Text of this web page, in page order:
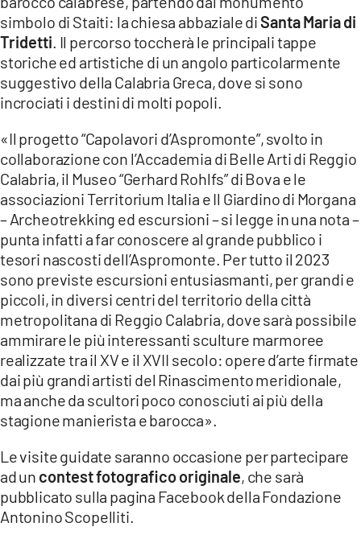
LACAPITALENEWS.IT
App
ANDROID
simbolo di Staiti: la chiesa abbaziale diSanta Maria di
Tridetti . Il percorso toccherà le principali tappe
storiche ed artistiche di un angolo particolarmente
suggestivo della Calabria Greca, dove si sono
incrociati i destini di molti popoli.
«Il progetto “Capolavori d’Aspromonte”, svolto in
collaborazione con l’Accademia di Belle Arti di Reggio
Calabria, il Museo “Gerhard Rohlfs” di Bova e le
associazioni Territorium Italia e Il Giardino di Morgana
– Archeotrekking ed escursioni – si legge in una nota –
punta infatti a far conoscere al grande pubblico i
tesori nascosti dell’Aspromonte. Per tutto il 2023
sono previste escursioni entusiasmanti, per grandi e
piccoli, in diversi centri del territorio della città
metropolitana di Reggio Calabria, dove sarà possibile
ammirare le più interessanti sculture marmoree
realizzate tra il XV e il XVII secolo: opere d’arte firmate
dai più grandi artisti del Rinascimento meridionale,
ma anche da scultori poco conosciuti ai più della
stagione manierista e barocca».
Le visite guidate saranno occasione per partecipare
ad un contest fotografico originale, che sarà
pubblicato sulla pagina Facebook della Fondazione
Antonino Scopelliti.